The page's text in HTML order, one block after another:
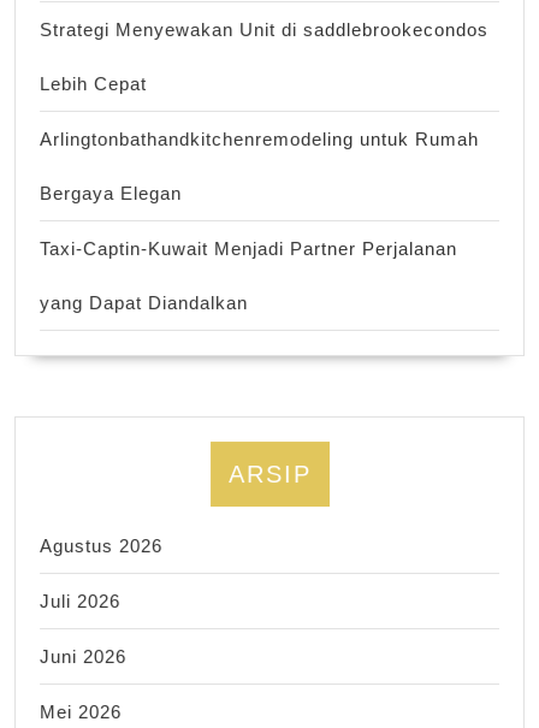
Strategi Menyewakan Unit di saddlebrookecondos
Lebih Cepat
Arlingtonbathandkitchenremodeling untuk Rumah
Bergaya Elegan
Taxi-Captin-Kuwait Menjadi Partner Perjalanan
yang Dapat Diandalkan
ARSIP
Agustus 2026
Juli 2026
Juni 2026
Mei 2026